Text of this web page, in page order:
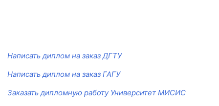
Написать диплом на заказ ДГТУ
Написать диплом на заказ ГАГУ
Заказать дипломную работу Университет МИСИС